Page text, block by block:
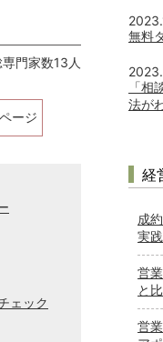
門家数13人
ージ
ェック
無料
「
法が
経
成
実
営
と
営